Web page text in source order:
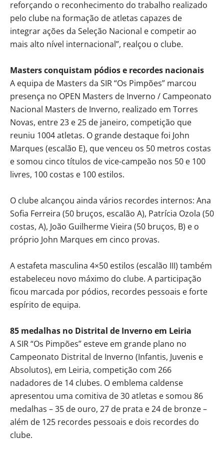
reforçando o reconhecimento do trabalho realizado
pelo clube na formação de atletas capazes de
integrar ações da Seleção Nacional e competir ao
mais alto nível internacional”, realçou o clube.
Masters conquistam pódios e recordes nacionais
A equipa de Masters da SIR “Os Pimpões” marcou
presença no OPEN Masters de Inverno / Campeonato
Nacional Masters de Inverno, realizado em Torres
Novas, entre 23 e 25 de janeiro, competição que
reuniu 1004 atletas. O grande destaque foi John
Marques (escalão E), que venceu os 50 metros costas
e somou cinco títulos de vice-campeão nos 50 e 100
livres, 100 costas e 100 estilos.
O clube alcançou ainda vários recordes internos: Ana
Sofia Ferreira (50 bruços, escalão A), Patrícia Ozola (50
costas, A), João Guilherme Vieira (50 bruços, B) e o
próprio John Marques em cinco provas.
A estafeta masculina 4×50 estilos (escalão III) também
estabeleceu novo máximo do clube. A participação
ficou marcada por pódios, recordes pessoais e forte
espírito de equipa.
85 medalhas no Distrital de Inverno em Leiria
A SIR “Os Pimpões” esteve em grande plano no
Campeonato Distrital de Inverno (Infantis, Juvenis e
Absolutos), em Leiria, competição com 266
nadadores de 14 clubes. O emblema caldense
apresentou uma comitiva de 30 atletas e somou 86
medalhas – 35 de ouro, 27 de prata e 24 de bronze –
além de 125 recordes pessoais e dois recordes do
clube.